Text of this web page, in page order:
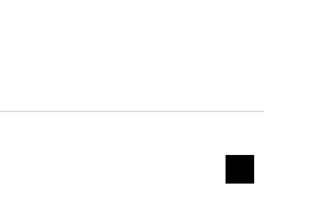
Collapse